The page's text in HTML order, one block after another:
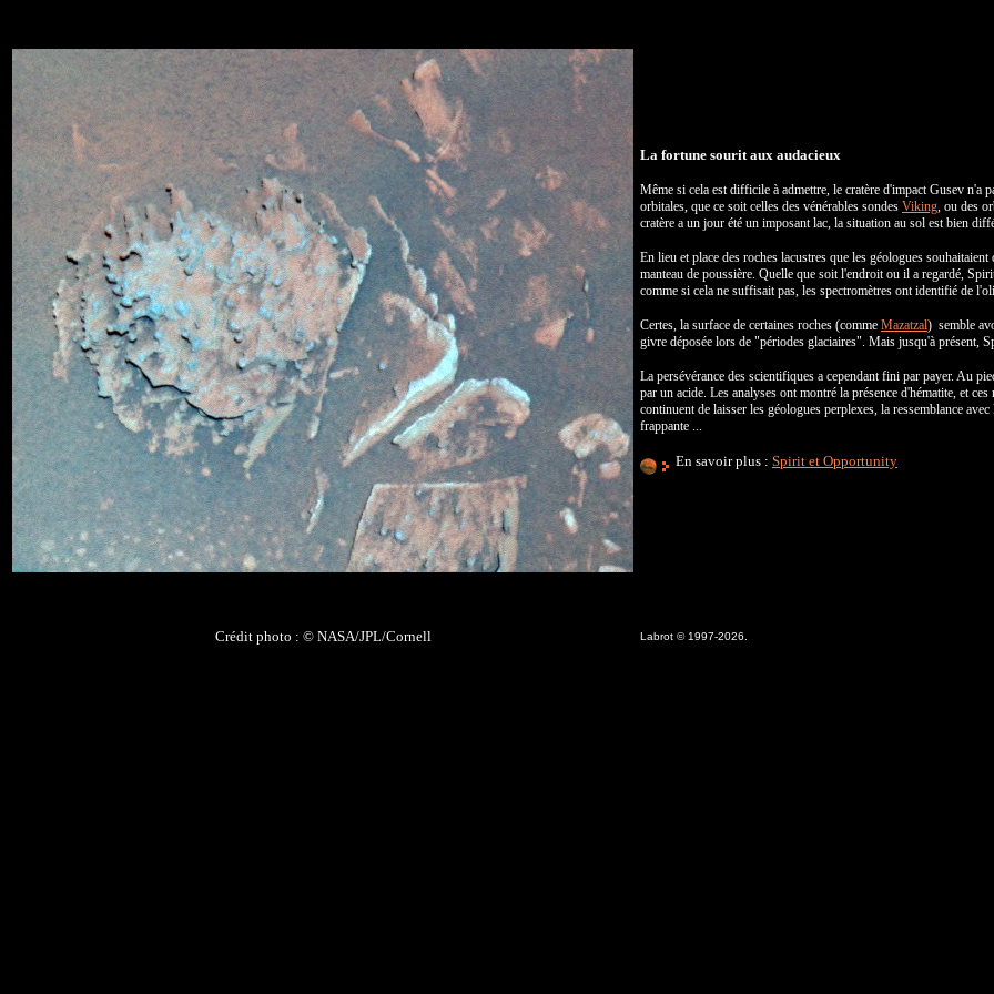
La fortune sourit aux audacieux
Même si cela est difficile à admettre, le cratère d'impact Gusev n'a
orbitales, que ce soit celles des vénérables sondes Viking, ou des
cratère a un jour été un imposant lac, la situation au sol est bien
En lieu et place des roches lacustres que les géologues
manteau de poussière. Quelle que soit l'endroit ou il a regardé,
comme si cela ne suffisait pas, les spectromètres ont identifié de
Certes, la surface de certaines roches (comme Mazatzal) semble
givre déposée lors de "périodes glaciaires". Mais jusqu'à présent,
La persévérance des scientifiques a cependant fini par payer. Au
par un acide. Les analyses ont montré la présence d'hématite, et
continuent de laisser les géologues perplexes, la ressemblance avec
frappante ...
En savoir plus : Spirit et Opportunity
Crédit photo : © NASA/JPL/Cornell Labrot © 1997-2026.